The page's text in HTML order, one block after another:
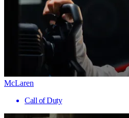
McLaren
Call of Duty